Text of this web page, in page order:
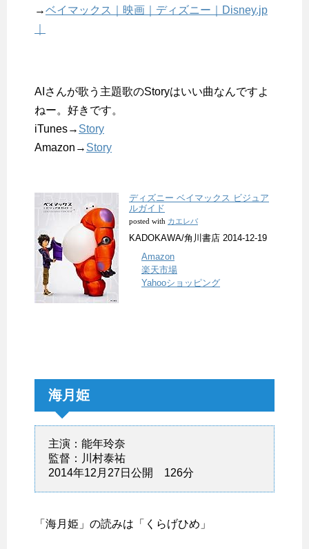
→ベイマックス｜映画｜ディズニー｜Disney.jp
AIさんが歌う主題歌のStoryはいい曲なんですよ
ねー。好きです。
iTunes→ Story
Amazon→ Story
ディズニー ベイマックス ビジュア
ルガイド
posted with カエレバ
KADOKAWA/角川書店 2014-12-19
Amazon
楽天市場
Yahooショッピング
海月姫
主演：能年玲奈
監督：川村泰祐
2014年12月27日公開 126分
「海月姫」の読みは「くらげひめ」